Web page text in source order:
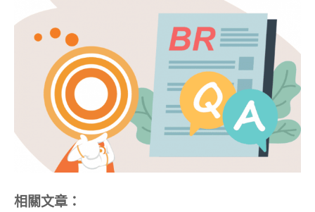
相關文章：